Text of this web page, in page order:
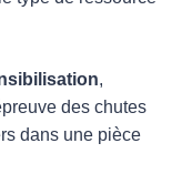
,
des chutes
dans une pièce